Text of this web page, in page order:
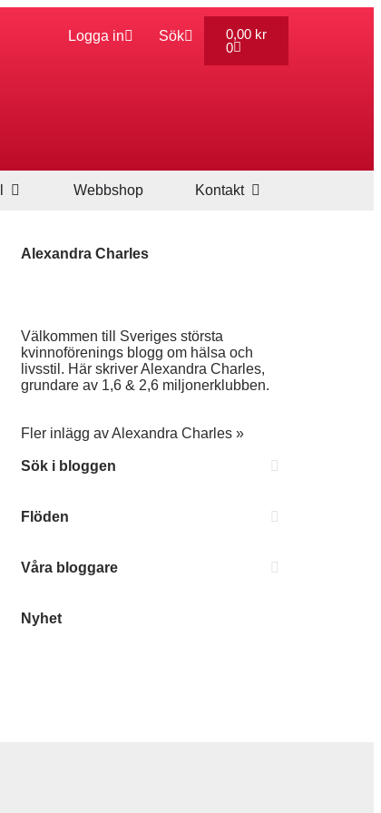
Logga in Sök 0,00 kr
0
Webbshop Kontakt
Alexandra Charles
Välkommen till Sveriges största
kvinnoförenings blogg om hälsa och
livsstil. Här skriver Alexandra Charles,
grundare av 1,6 & 2,6 miljonerklubben.
Fler inlägg av Alexandra Charles »
Sök i bloggen
Flöden
Våra bloggare
Nyhet